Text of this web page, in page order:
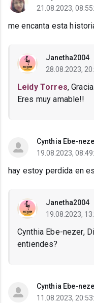
21.08.2023,
me encanta esta
Janetha2004
28.08.2023,
Leidy Torres,
Eres muy amable!!
Cynthia Ebe-
19.08.2023,
hay estoy perdida en
Janetha2004
19.08.2023,
Cynthia Ebe-nezer,
entiendes?
Cynthia Ebe-
11.08.2023,